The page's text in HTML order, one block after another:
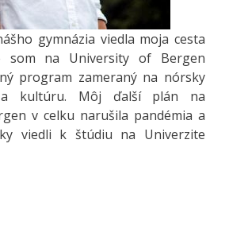
gymnázia viedla moja cesta
som na University of Bergen
program zameraný na nórsky
kultúru. Môj ďalší plán na
v celku narušila pandémia a
viedli k štúdiu na Univerzite